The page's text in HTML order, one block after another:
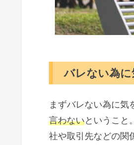
バレない為
まずバレない為に気
言わないということ
社や取引先などの関